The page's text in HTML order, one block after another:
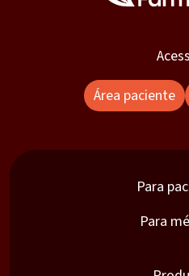
Área paciente
Para
Para